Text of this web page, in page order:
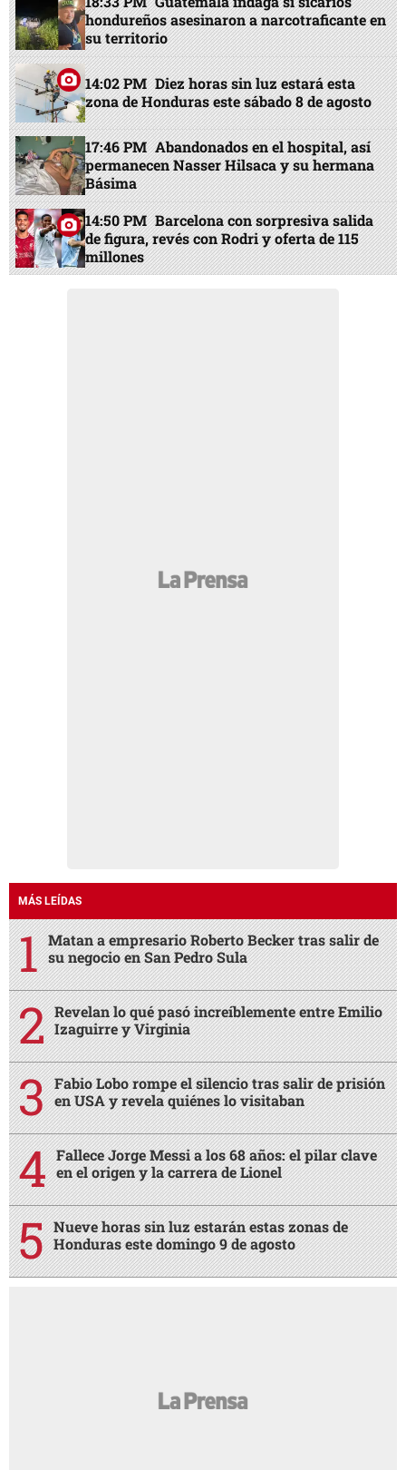
hondureños asesinaron a narcotraficante en
su territorio
14:02 PM Diez horas sin luz estará esta
zona de Honduras este sábado 8 de agosto
17:46 PM Abandonados en el hospital, así
permanecen Nasser Hilsaca y su hermana
Básima
14:50 PM Barcelona con sorpresiva salida
de figura, revés con Rodri y oferta de 115
millones
MÁS LEÍDAS
Matan a empresario Roberto Becker tras salir de
su negocio en San Pedro Sula
Revelan lo qué pasó increíblemente entre Emilio
Izaguirre y Virginia
Fabio Lobo rompe el silencio tras salir de prisión
en USA y revela quiénes lo visitaban
Fallece Jorge Messi a los 68 años: el pilar clave
en el origen y la carrera de Lionel
Nueve horas sin luz estarán estas zonas de
Honduras este domingo 9 de agosto